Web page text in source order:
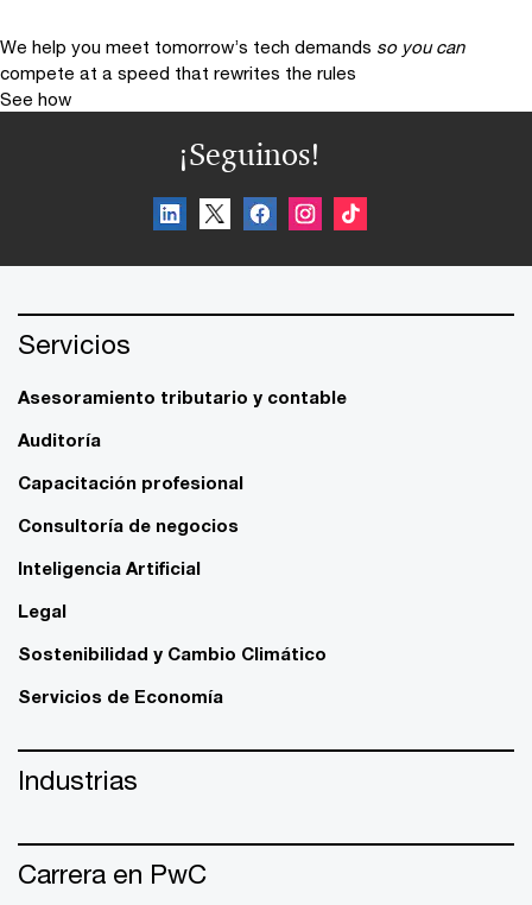
We help you meet tomorrow’s tech demands so you can
compete at a speed that rewrites the rules
See how
¡Seguinos!
Servicios
Asesoramiento tributario y contable
Auditoría
Capacitación profesional
Consultoría de negocios
Inteligencia Artificial
Legal
Sostenibilidad y Cambio Climático
Servicios de Economía
Industrias
Carrera en PwC